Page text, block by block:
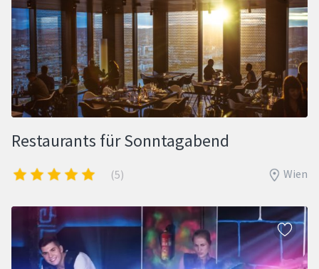
Restaurants für Sonntagabend
(5) Wien